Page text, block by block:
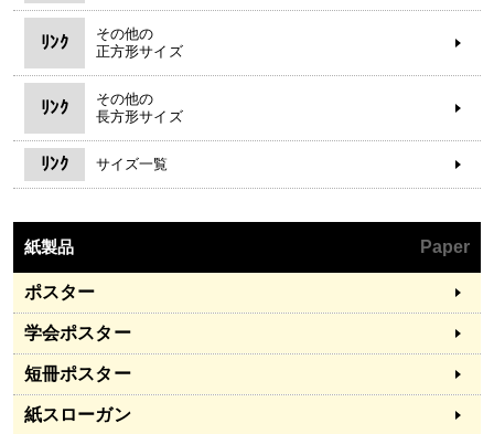
ﾘﾝｸ
その他の
正方形サイズ
ﾘﾝｸ
その他の
長方形サイズ
ﾘﾝｸ サイズ一覧
紙製品 Paper
ポスター
学会ポスター
短冊ポスター
紙スローガン